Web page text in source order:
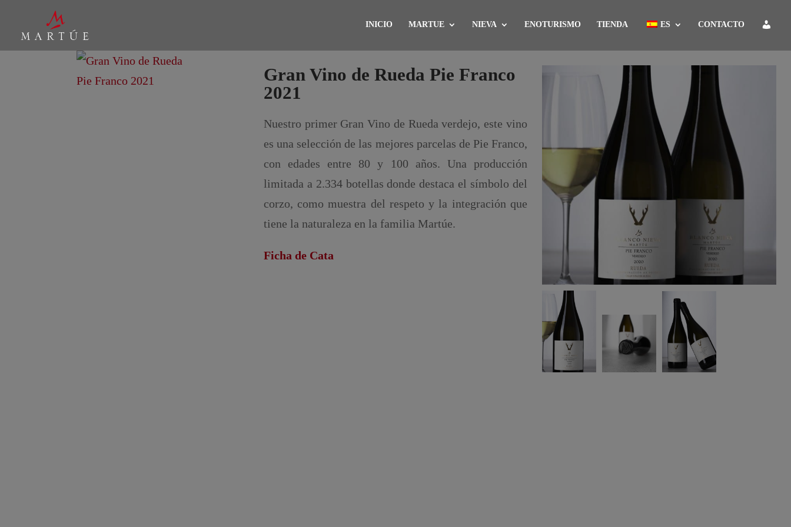
INICIO MARTUE NIEVA ENOTURISMO TIENDA ES CONTACTO
Gran Vino de Rueda Pie Franco
2021
Nuestro primer Gran Vino de Rueda verdejo, este vino
es una selección de las mejores parcelas de Pie Franco,
con edades entre 80 y 100 años. Una producción
limitada a 2.334 botellas donde destaca el símbolo del
corzo, como muestra del respeto y la integración que
tiene la naturaleza en la familia Martúe.
Ficha de Cata